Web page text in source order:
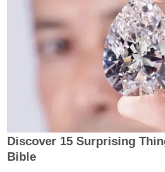
Discover 15 Surprising
Bible